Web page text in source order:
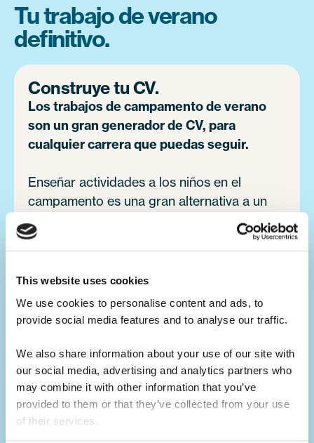
This website uses cookies
We use cookies to personalise content and ads, to
provide social media features and to analyse our traffic.
We also share information about your use of our site with
our social media, advertising and analytics partners who
may combine it with other information that you’ve
provided to them or that they’ve collected from your use
of their services.
Tu trabajo de verano
definitivo.
Construye tu CV.
Los trabajos de campamento de verano
son un gran generador de CV, para
cualquier carrera que puedas seguir.
Enseñar actividades a los niños en el
campamento es una gran alternativa a un
trabajo tradicional de verano en casa.
Desarrollarás tus habilidades de liderazgo,
futuras oportunidades laborales.
El campamento de verano es el mejor
constructor de habilidades.
No solo aprenderás habilidades duras
relacionadas con tu actividad, sino que